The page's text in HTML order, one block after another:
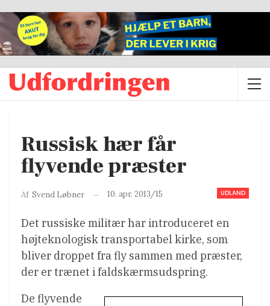
Russisk hær får
flyvende præster
UDLAND
Af Svend Løbner 10. apr. 2013/15
Det russiske militær har introduceret en
højteknologisk transportabel kirke, som
bliver droppet fra fly sammen med præster,
der er trænet i faldskærmsudspring.
De flyvende